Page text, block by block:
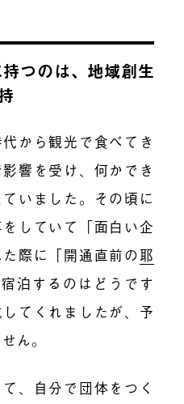
つのは、地域創生
から観光で食べてき
響を受け、何かでき
いました。その頃に
していて「面白い企
際に「開通直前の耶
泊するのはどうです
てくれましたが、予
ん。
、自分で団体をつく